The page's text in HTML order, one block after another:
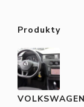
Produkty